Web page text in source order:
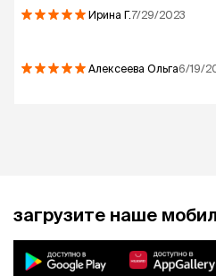
Ирина Г.7/29/2023
Алексеева Ольга6/19/
загрузите наше